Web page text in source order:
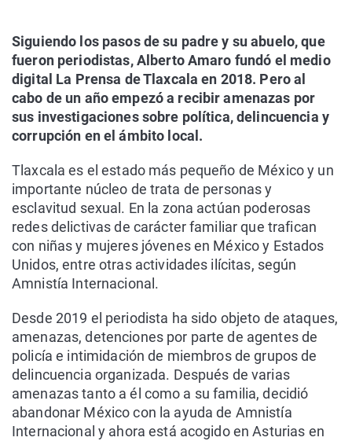
Siguiendo los pasos de su padre y su abuelo, que
fueron periodistas, Alberto Amaro fundó el medio
digital La Prensa de Tlaxcala en 2018. Pero al
cabo de un año empezó a recibir amenazas por
sus investigaciones sobre política, delincuencia y
corrupción en el ámbito local.
Tlaxcala es el estado más pequeño de México y un
importante núcleo de trata de personas y
esclavitud sexual. En la zona actúan poderosas
redes delictivas de carácter familiar que trafican
con niñas y mujeres jóvenes en México y Estados
Unidos, entre otras actividades ilícitas, según
Amnistía Internacional.
Desde 2019 el periodista ha sido objeto de ataques,
amenazas, detenciones por parte de agentes de
policía e intimidación de miembros de grupos de
delincuencia organizada. Después de varias
amenazas tanto a él como a su familia, decidió
abandonar México con la ayuda de Amnistía
Internacional y ahora está acogido en Asturias en